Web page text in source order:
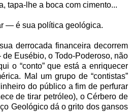
tapa-lhe a boca com cimento...
— é sua política geológica.
derrocada financeira decorrem
Eusébio, o Todo-Poderoso, não
o “conto” que está a enriquecer
Mal um grupo de “contistas”
do público a fim de perfurar
de tirar petróleo), o Cérbero de
Geológico dá o grito dos gansos